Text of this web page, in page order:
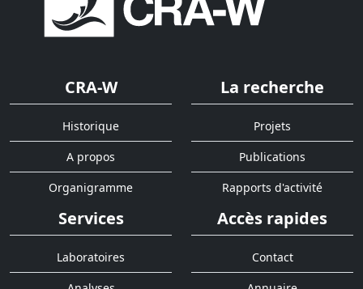
CRA-W
Historique
A propos
Organigramme
La recherche
Projets
Publications
Rapports d'activité
Services
Laboratoires
Accès rapides
Contact